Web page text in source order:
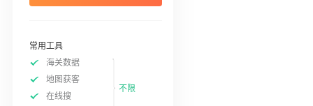
常用工具
海关数据
地图获客
在线搜
不限